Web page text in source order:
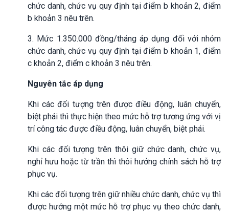
chức danh, chức vụ quy định tại điểm b khoản 2, điểm
b khoản 3 nêu trên.
3. Mức 1.350.000 đồng/tháng áp dụng đối với nhóm
chức danh, chức vụ quy định tại điểm b khoản 1, điểm
c khoản 2, điểm c khoản 3 nêu trên.
Nguyên tắc áp dụng
Khi các đối tượng trên được điều động, luân chuyển,
biệt phái thì thực hiện theo mức hỗ trợ tương ứng với vị
trí công tác được điều động, luân chuyển, biệt phái.
Khi các đối tượng trên thôi giữ chức danh, chức vụ,
nghỉ hưu hoặc từ trần thì thôi hưởng chính sách hỗ trợ
phục vụ.
Khi các đối tượng trên giữ nhiều chức danh, chức vụ thì
được hưởng một mức hỗ trợ phục vụ theo chức danh,